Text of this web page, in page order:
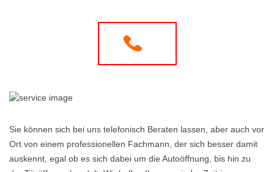
Sie können sich bei uns telefonisch Beraten lassen, aber auch vor
Ort von einem professionellen Fachmann, der sich besser damit
auskennt, egal ob es sich dabei um die Autoöffnung, bis hin zu